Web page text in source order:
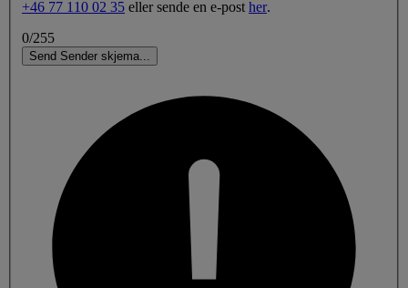
+46 77 110 02 35 eller sende en e-post her.
0/255
Send Sender skjema